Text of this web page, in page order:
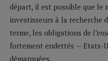
départ, il est possible que le
investisseurs à la recherche
terme, les obligations de
fortement endettés — Etats-
démarquées.